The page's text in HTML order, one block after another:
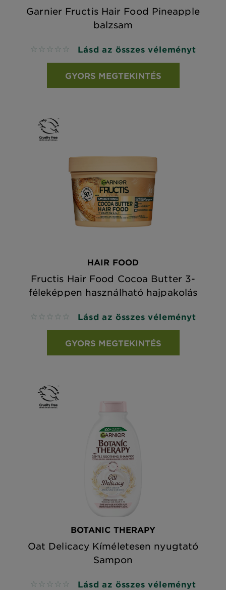
Garnier Fructis Hair Food Pineapple
balzsam
No reviews Lásd az összes véleményt
GYORS MEGTEKINTÉS
HAIR FOOD
Fructis Hair Food Cocoa Butter 3-
féleképpen használható hajpakolás
No reviews Lásd az összes véleményt
GYORS MEGTEKINTÉS
BOTANIC THERAPY
Oat Delicacy Kíméletesen nyugtató
Sampon
No reviews Lásd az összes véleményt